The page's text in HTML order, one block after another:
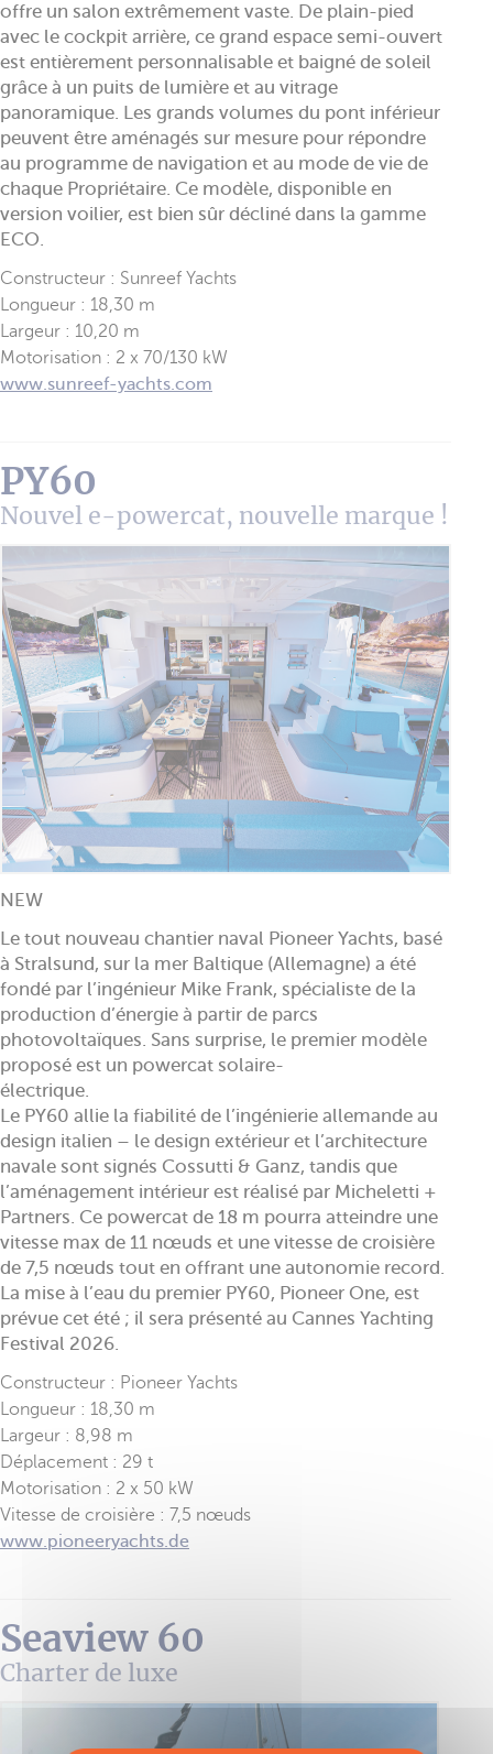
offre un salon extrêmement vaste. De plain-pied
avec le cockpit arrière, ce grand espace semi-ouvert
est entièrement personnalisable et baigné de soleil
grâce à un puits de lumière et au vitrage
panoramique. Les grands volumes du pont inférieur
peuvent être aménagés sur mesure pour répondre
au programme de navigation et au mode de vie de
chaque Propriétaire. Ce modèle, disponible en
version voilier, est bien sûr décliné dans la gamme
ECO.
Constructeur : Sunreef Yachts
Longueur : 18,30 m
Largeur : 10,20 m
Motorisation : 2 x 70/130 kW
www.sunreef-yachts.com
PY60
Nouvel e-powercat, nouvelle marque !
NEW
Le tout nouveau chantier naval Pioneer Yachts, basé
à Stralsund, sur la mer Baltique (Allemagne) a été
fondé par l’ingénieur Mike Frank, spécialiste de la
production d’énergie à partir de parcs
photovoltaïques. Sans surprise, le premier modèle
proposé est un powercat solaire-
électrique.
Le PY60 allie la fiabilité de l’ingénierie allemande au
design italien – le design extérieur et l’architecture
navale sont signés Cossutti & Ganz, tandis que
l’aménagement intérieur est réalisé par Micheletti +
Partners. Ce powercat de 18 m pourra atteindre une
vitesse max de 11 nœuds et une vitesse de croisière
de 7,5 nœuds tout en offrant une autonomie record.
La mise à l’eau du premier PY60, Pioneer One, est
prévue cet été ; il sera présenté au Cannes Yachting
Festival 2026.
Constructeur : Pioneer Yachts
Longueur : 18,30 m
Largeur : 8,98 m
Déplacement : 29 t
Motorisation : 2 x 50 kW
Vitesse de croisière : 7,5 nœuds
www.pioneeryachts.de
Seaview 60
Charter de luxe